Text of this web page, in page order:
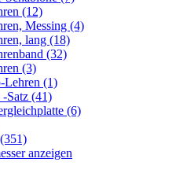
(12)
Messing (4)
lang (18)
(32)
(3)
Lehren (1)
Satz (41)
(6)
anzeigen